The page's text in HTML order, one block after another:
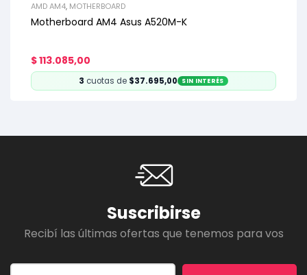
AMD AM4, MOTHERBOARD
Motherboard AM4 Asus A520M-K
$113.085,00
3 cuotas de $37.695,00 SIN INTERÉS
Suscribirse
Recibí las últimas ofertas que tenemos para vos